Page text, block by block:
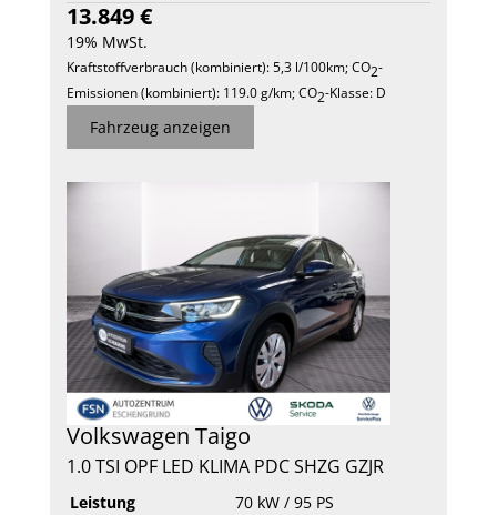
13.849 €
19% MwSt.
Kraftstoffverbrauch (kombiniert):5,3 l/100km;CO2-
Emissionen (kombiniert): 119.0 g/km;CO2-Klasse: D
Fahrzeug anzeigen
Volkswagen Taigo
1.0 TSI OPF LED KLIMA PDC SHZG GZJR
Leistung
70 kW / 95 PS